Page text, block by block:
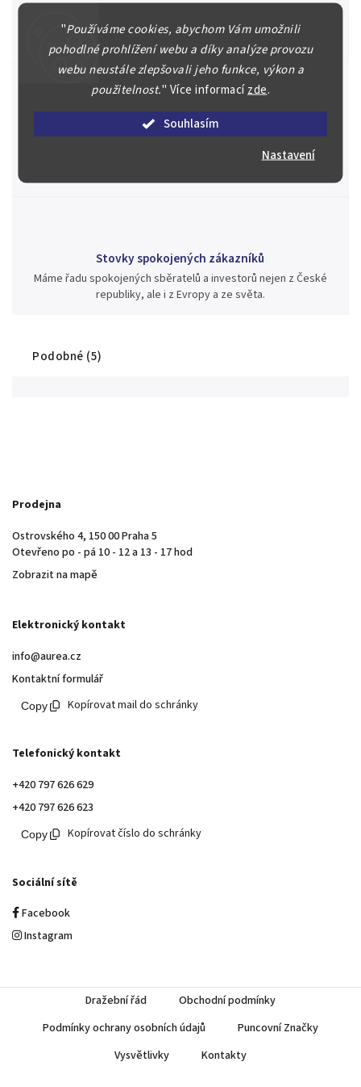
"Používáme cookies, abychom Vám umožnili
pohodlné prohlížení webu a díky analýze provozu
webu neustále zlepšovali jeho funkce, výkon a
použitelnost." Více informacízde.
Souhlasím
Nastavení
Posoudíme kvalitu a pravost Vašeho materiálu, prodáme v naší
aukci nebo Vám poradíme kam investovat.
Jsme zde pro Vás nepřetržitě již od roku 2000
jednotlivé kusy unikátních mincí, bankovek, řádů a vyznamenání
Stovky spokojených zákazníků
Máme řadu spokojených sběratelů a investorů nejen z České
republiky, ale i z Evropy a ze světa.
Podobné (5)
Prodejna
Ostrovského 4, 150 00 Praha 5
Otevřeno po - pá 10 - 12 a 13 - 17 hod
Zobrazit na mapě
Elektronický kontakt
info@aurea.cz
Kontaktní formulář
Kopírovat mail do schránky
Telefonický kontakt
+420 797 626 629
+420 797 626 623
Kopírovat číslo do schránky
Sociální sítě
Facebook
Instagram
Dražební řád
Obchodní podmínky
Podmínky ochrany osobních údajů
Puncovní Značky
Vysvětlivky
Kontakty